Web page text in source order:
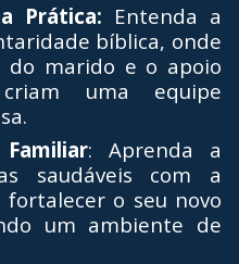
Prática: Entenda a
bíblica, onde
do marido e o apoio
uma equipe
: Aprenda a
saudáveis com a
o seu novo
um ambiente de